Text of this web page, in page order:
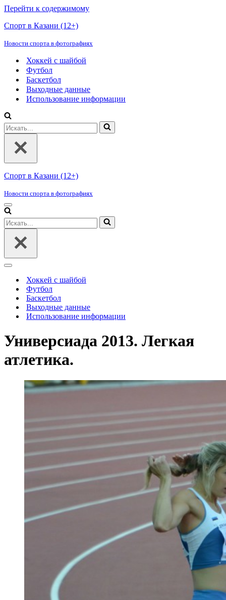
Перейти к содержимому
Спорт в Казани (12+)
Новости спорта в фотографиях
Хоккей с шайбой
Футбол
Баскетбол
Выходные данные
Использование информации
Искать...
Спорт в Казани (12+)
Новости спорта в фотографиях
Меню
навигации
Искать...
Меню
навигацииХоккей с шайбой
Футбол
Баскетбол
Выходные данные
Использование информации
Универсиада 2013. Легкая
атлетика.